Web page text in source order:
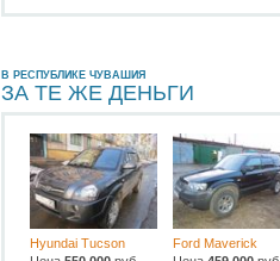
В РЕСПУБЛИКЕ ЧУВАШИЯ
ЗА ТЕ ЖЕ ДЕНЬГИ
Hyundai Tucson
Ford Maverick